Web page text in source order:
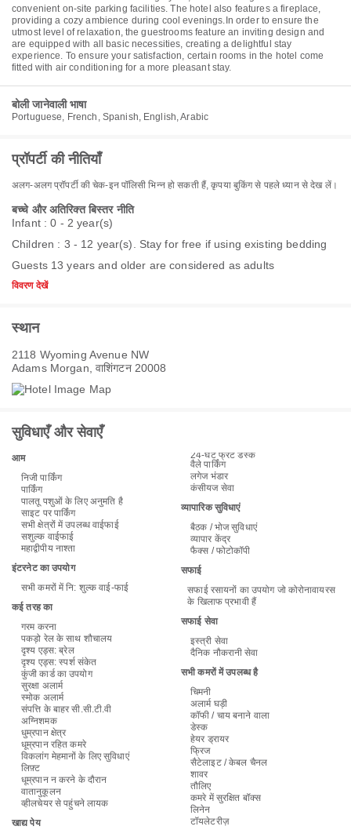
convenient on-site parking facilities. The hotel also features a fireplace,
providing a cozy ambience during cool evenings.In order to ensure the
utmost level of relaxation, the guestrooms feature an inviting design and
are equipped with all basic necessities, creating a delightful stay
experience. To ensure your satisfaction, certain rooms in the hotel come
fitted with air conditioning for a more pleasant stay.
बोली जानेवाली भाषा
Portuguese, French, Spanish, English, Arabic
प्रॉपर्टी की नीतियाँ
अलग-अलग प्रॉपर्टी की चेक-इन पॉलिसी भिन्न हो सकती हैं, कृपया बुकिंग से पहले ध्यान से देख लें।
बच्चे और अतिरिक्त बिस्तर नीति
Infant : 0 - 2 year(s)
Children : 3 - 12 year(s). Stay for free if using existing bedding
Guests 13 years and older are considered as adults
विवरण देखें
स्थान
2118 Wyoming Avenue NW
Adams Morgan, वाशिंगटन 20008
सुविधाएँ और सेवाएँ
आम
निजी पार्किंग
पार्किंग
पालतू पशुओं के लिए अनुमति है
साइट पर पार्किंग
सभी क्षेत्रों में उपलब्ध वाईफाई
सशुल्क वाईफाई
महाद्वीपीय नाश्ता
इंटरनेट का उपयोग
सभी कमरों में नि: शुल्‍क वाई-फाई
कई तरह का
गरम करना
पकड़ो रेल के साथ शौचालय
दृश्य एड्स: ब्रेल
दृश्य एड्स: स्पर्श संकेत
कुंजी कार्ड का उपयोग
सुरक्षा अलार्म
स्मोक अलार्म
संपत्ति के बाहर सी.सी.टी.वी
अग्निशमक
धुम्रपान क्षेत्र
धूम्रपान रहित कमरे
विकलांग मेहमानों के लिए सुविधाएं
लिफ़्ट
धूम्रपान न करने के दौरान
वातानुकूलन
व्हीलचेयर से पहुंचने लायक
खाद्य पेय
24-घंटे फ्रंट डेस्क
वैले पार्किंग
लगेज भंडार
कंसीयज सेवा
व्यापारिक सुविधाएं
बैठक / भोज सुविधाएं
व्यापार केंद्र
फैक्स / फोटोकॉपी
सफाई
सफाई रसायनों का उपयोग जो कोरोनावायरस
के खिलाफ प्रभावी हैं
सफाई सेवा
इस्त्री सेवा
दैनिक नौकरानी सेवा
सभी कमरों में उपलब्ध है
चिमनी
अलार्म घड़ी
कॉफी / चाय बनाने वाला
डेस्क
हेयर ड्रायर
फ्रिज
सैटेलाइट / केबल चैनल
शावर
तौलिए
कमरे में सुरक्षित बॉक्स
लिनेन
टॉयलेटरीज़